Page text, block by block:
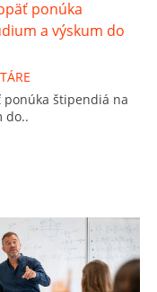
ponúka štipendiá na
do..